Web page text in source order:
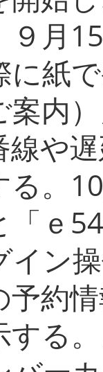
９月
に紙
案内
線や
る。
「ｅ
イン
予約
する